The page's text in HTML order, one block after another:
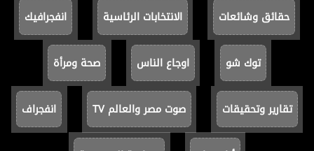
حقائق وشائعات الانتخابات الرئاسية انفجرافيك
توك شو اوجاع الناس صحة ومرأة
تقارير وتحقيقات صوت مصر والعالم TV انفجراف